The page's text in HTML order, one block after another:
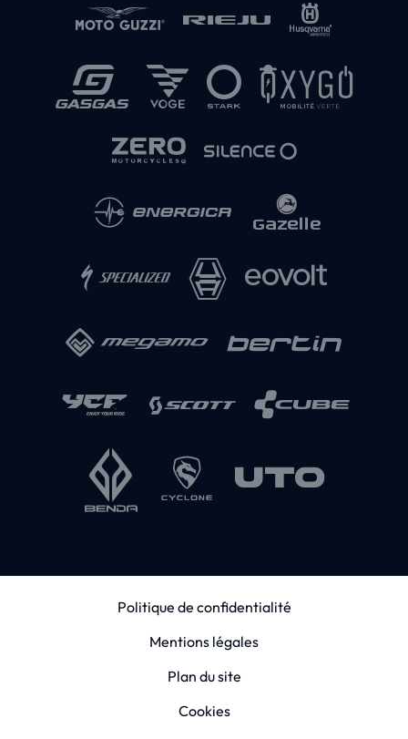
Politique de confidentialité
Mentions légales
Plan du site
Cookies